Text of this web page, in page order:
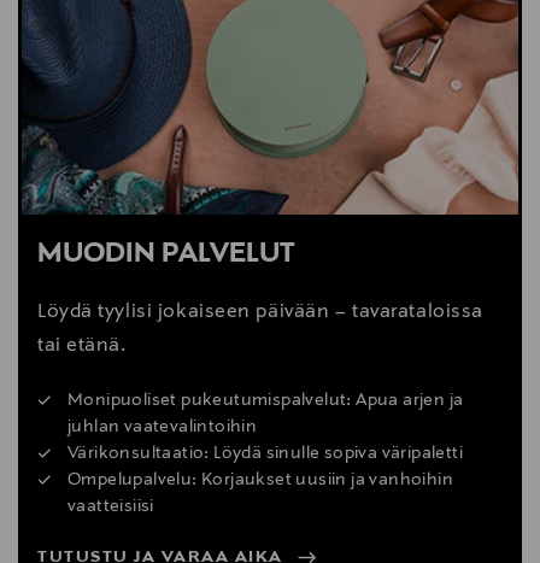
MUODIN PALVELUT
Löydä tyylisi jokaiseen päivään – tavarataloissa
tai etänä.
Monipuoliset pukeutumispalvelut: Apua arjen ja
juhlan vaatevalintoihin
Värikonsultaatio: Löydä sinulle sopiva väripaletti
Ompelupalvelu: Korjaukset uusiin ja vanhoihin
vaatteisiisi
TUTUSTU JA VARAA AIKA